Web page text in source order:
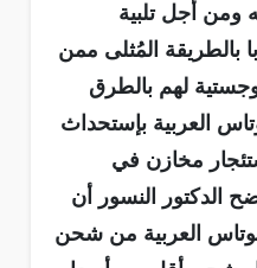
ومن أجل تلبية
بالطريقة المُثلى ممن
لهم بالطرق
العربية بإستحداث
مخازن في
الدكتور النسور أن
العربية من شحن